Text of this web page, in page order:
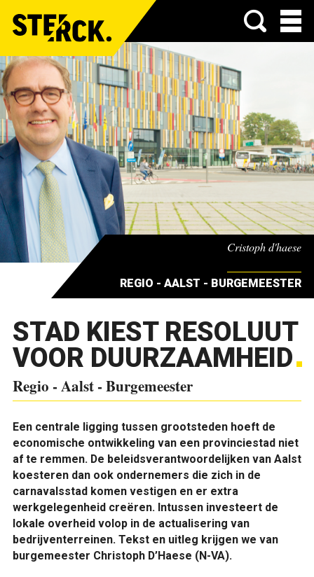
Menu
Cristoph d'haese
REGIO - AALST - BURGEMEESTER
STAD KIEST RESOLUUT
VOOR DUURZAAMHEID
Regio - Aalst - Burgemeester
Een centrale ligging tussen grootsteden hoeft de
economische ontwikkeling van een provinciestad niet
af te remmen. De beleidsverantwoordelijken van Aalst
koesteren dan ook ondernemers die zich in de
carnavalsstad komen vestigen en er extra
werkgelegenheid creëren. Intussen investeert de
lokale overheid volop in de actualisering van
bedrijventerreinen. Tekst en uitleg krijgen we van
burgemeester Christoph D’Haese (N-VA).